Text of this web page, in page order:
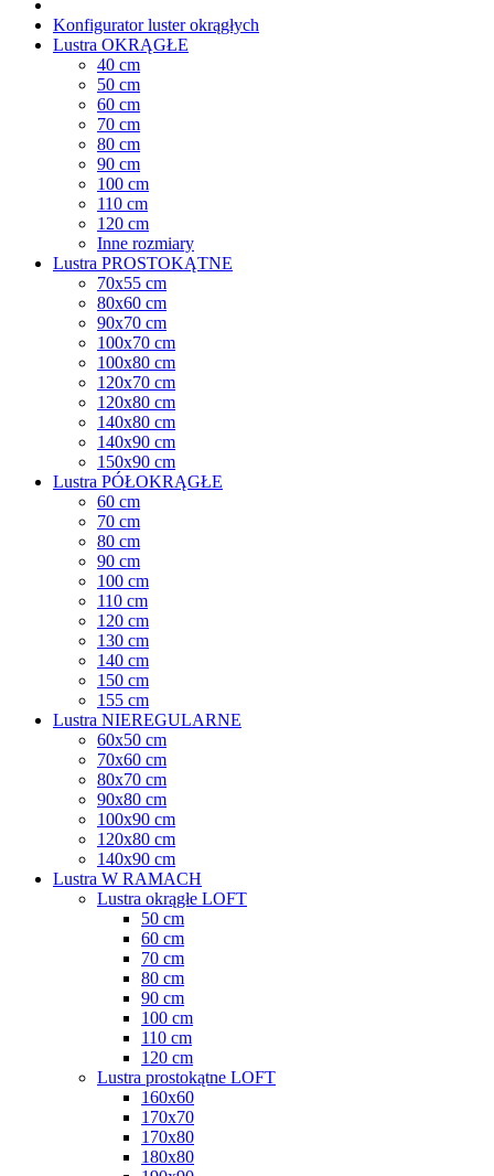
Konfigurator luster okrągłych
Lustra OKRĄGŁE
40 cm
50 cm
60 cm
70 cm
80 cm
90 cm
100 cm
110 cm
120 cm
Inne rozmiary
Lustra PROSTOKĄTNE
70x55 cm
80x60 cm
90x70 cm
100x70 cm
100x80 cm
120x70 cm
120x80 cm
140x80 cm
140x90 cm
150x90 cm
Lustra PÓŁOKRĄGŁE
60 cm
70 cm
80 cm
90 cm
100 cm
110 cm
120 cm
130 cm
140 cm
150 cm
155 cm
Lustra NIEREGULARNE
60x50 cm
70x60 cm
80x70 cm
90x80 cm
100x90 cm
120x80 cm
140x90 cm
Lustra W RAMACH
Lustra okrągłe LOFT
50 cm
60 cm
70 cm
80 cm
90 cm
100 cm
110 cm
120 cm
Lustra prostokątne LOFT
160x60
170x70
170x80
180x80